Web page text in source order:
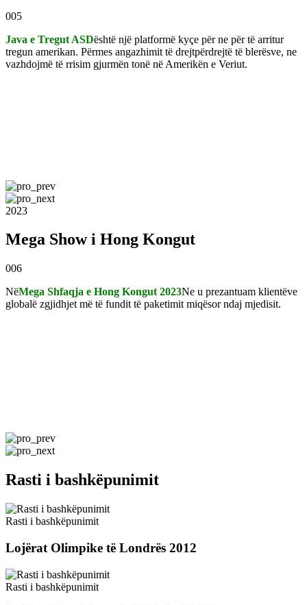
005
Java e Tregut ASDështë një platformë kyçe për ne për të arritur
tregun amerikan. Përmes angazhimit të drejtpërdrejtë të blerësve, ne
vazhdojmë të rrisim gjurmën tonë në Amerikën e Veriut.
2023
Mega Show i Hong Kongut
006
NëMega Shfaqja e Hong Kongut 2023Ne u prezantuam klientëve
globalë zgjidhjet më të fundit të paketimit miqësor ndaj mjedisit.
Rasti i bashkëpunimit
Rasti i bashkëpunimit
Lojërat Olimpike të Londrës 2012
Rasti i bashkëpunimit